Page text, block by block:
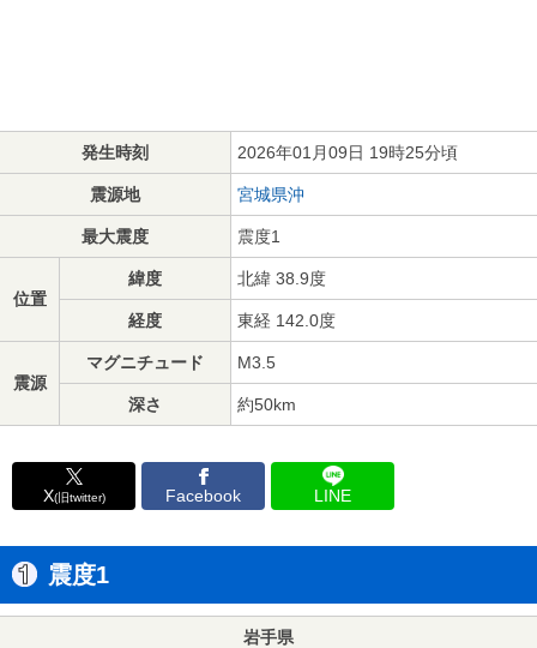
発生時刻 2026年01月09日 19時25分頃
震源地 宮城県沖
最大震度 震度1
位置
緯度 北緯 38.9度
経度 東経 142.0度
震源
マグニチュード M3.5
深さ 約50km
X(旧twitter) Facebook LINE
震度1
岩手県